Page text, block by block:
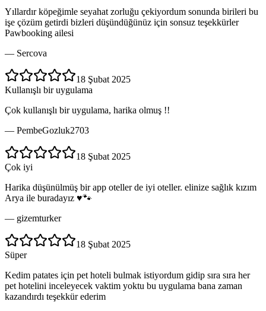
Yıllardır köpeğimle seyahat zorluğu çekiyordum sonunda birileri bu
işe çözüm getirdi bizleri düşündüğünüz için sonsuz teşekkürler
Pawbooking ailesi
— Sercova
18 Şubat 2025
Kullanışlı bir uygulama
Çok kullanışlı bir uygulama, harika olmuş !!
— PembeGozluk2703
18 Şubat 2025
Çok iyi
Harika düşünülmüş bir app oteller de iyi oteller. elinize sağlık kızım
Arya ile buradayız ♥️🐾
— gizemturker
18 Şubat 2025
Süper
Kedim patates için pet hoteli bulmak istiyordum gidip sıra sıra her
pet hotelini inceleyecek vaktim yoktu bu uygulama bana zaman
kazandırdı teşekkür ederim